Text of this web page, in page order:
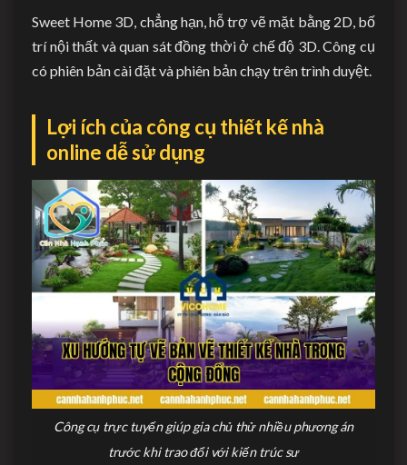
Sweet Home 3D, chẳng hạn, hỗ trợ vẽ mặt bằng 2D, bố
trí nội thất và quan sát đồng thời ở chế độ 3D. Công cụ
có phiên bản cài đặt và phiên bản chạy trên trình duyệt.
Lợi ích của công cụ thiết kế nhà
online dễ sử dụng
Công cụ trực tuyến giúp gia chủ thử nhiều phương án
trước khi trao đổi với kiến trúc sư